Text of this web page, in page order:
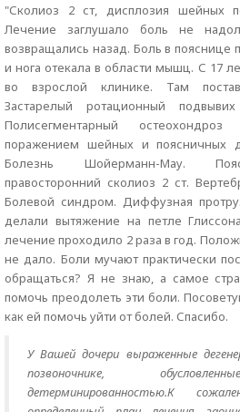
"Сколиоз 2 ст, дисплозия шейных
Лечение заглушало боль не
возвращались назад. Боль в пояснице
и нога отекала в области мышц. С 17
во взрослой клинике. Там
Застарелый ротационный
Полисегментарный
поражением шейных и поясничных
Болезнь Шойерманн-Мау.
правосторонний сколиоз 2 ст.
Болевой синдром. Диффузная
делали вытяжение на петле
лечение проходило 2 раза в год.
не дало. Боли мучают практически
обращаться? Я не знаю, а самое
помочь преодолеть эти боли.
как ей помочь уйти от болей. Спасибо.
У Вашей дочери выраженные
позвоночнике,
детерминированностью.К